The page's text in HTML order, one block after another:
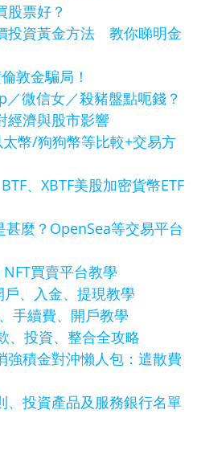
股票好？
投資黃金方法 教你睇明金
敦金騙局！
／微信女／殺豬盤點呃錢？
經濟與股市影響
幣/狗狗幣等比較+交易方
、XBTF美股加密貨幣ETF
甚麼？OpenSea等交易平台
買賣平台教學
、入金、提現教學
手續費、開戶教學
、投資、整合全攻略
強積金對沖懶人包：遣散費
、投資產品及服務銀行名單